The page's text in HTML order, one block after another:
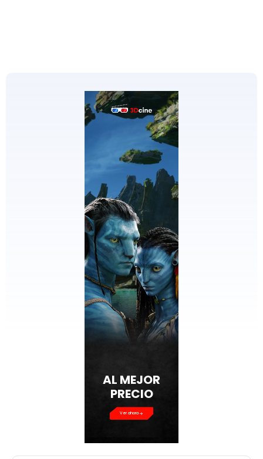
AL MEJOR
PRECIO
Ver ahora